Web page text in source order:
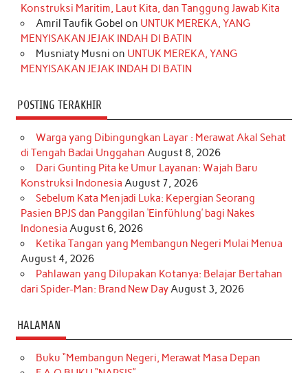
k
a
m
s
t
n
Konstruksi Maritim, Laut Kita, dan Tanggung Jawab Kita
Amril Taufik Gobel on UNTUK MEREKA, YANG
MENYISAKAN JEJAK INDAH DI BATIN
Musniaty Musni on UNTUK MEREKA, YANG
MENYISAKAN JEJAK INDAH DI BATIN
POSTING TERAKHIR
Warga yang Dibingungkan Layar : Merawat Akal Sehat
di Tengah Badai Unggahan August 8, 2026
Dari Gunting Pita ke Umur Layanan: Wajah Baru
Konstruksi Indonesia August 7, 2026
Sebelum Kata Menjadi Luka: Kepergian Seorang
Pasien BPJS dan Panggilan ‘Einfühlung’ bagi Nakes
Indonesia August 6, 2026
Ketika Tangan yang Membangun Negeri Mulai Menua
August 4, 2026
Pahlawan yang Dilupakan Kotanya: Belajar Bertahan
dari Spider-Man: Brand New DayAugust 3, 2026
HALAMAN
Buku “Membangun Negeri, Merawat Masa Depan